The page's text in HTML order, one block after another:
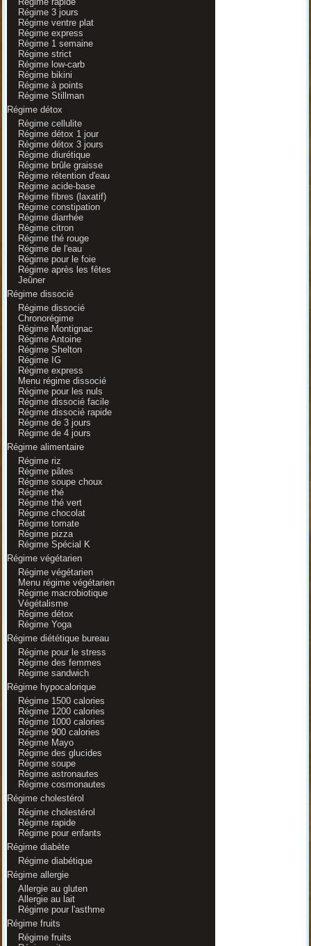
Régime 3 jours
Régime ventre plat
Régime express
Régime 1 semaine
Régime strict
Régime low-carb
Régime bikini
Régime à points
Régime Stillman
Régime détox
Régime cellulite
Régime détox 1 jour
Régime détox 3 jours
Régime diurétique
Régime brûle graisse
Régime rétention d'eau
Régime acide-base
Régime fibres (laxatif)
Régime constipation
Régime diarrhée
Régime citron
Régime thé rouge
Régime de l'eau
Régime pour le foie
Régime après les fêtes
Jeûner
Régime dissocié
Régime dissocié
Chronorégime
Régime Montignac
Régime Antoine
Régime Shelton
Régime IG
Régime express
Menu régime dissocié
Régime pour les nuls
Régime dissocié facile
Régime dissocié rapide
Régime de 3 jours
Régime de 4 jours
Régime alimentaire
Régime riz
Régime pâtes
Régime soupe choux
Régime thé
Régime thé vert
Régime chocolat
Régime tomate
Régime pizza
Régime Spécial K
Régime végétarien
Régime végétarien
Menu régime végétarien
Régime macrobiotique
Végétalisme
Régime détox
Régime Yoga
Régime diététique bureau
Régime pour le stress
Régime des femmes
Régime sandwich
Régime hypocalorique
Régime 1500 calories
Régime 1200 calories
Régime 1000 calories
Régime 900 calories
Régime Mayo
Régime des glucides
Régime soupe
Régime astronautes
Régime cosmonautes
Régime cholestérol
Régime cholestérol
Régime rapide
Régime pour enfants
Régime diabète
Régime diabétique
Régime allergie
Allergie au gluten
Allergie au lait
Régime pour l'asthme
Régime fruits
Régime fruits